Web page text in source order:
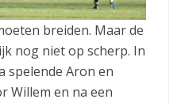
breiden. Maar de
nog niet op scherp. In
spelende Aron en
Willem en na een